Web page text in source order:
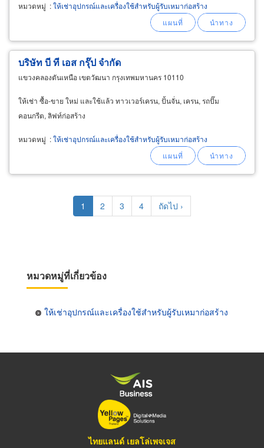
หมวดหมู่ :ให้เช่าอุปกรณ์และเครื่องใช้สำหรับผู้รับเหมาก่อสร้าง
บริษัท บี ที เอส กรุ๊ป จำกัด
แขวงคลองตันเหนือ เขตวัฒนา กรุงเทพมหานคร 10110
ให้เช่า ซื้อ-ขาย ใหม่ และใช้แล้ว ทาวเวอร์เครน, ปั้นจั่น, เครน, รถปั๊ม
คอนกรีต, ลิฟท์ก่อสร้าง
หมวดหมู่ :ให้เช่าอุปกรณ์และเครื่องใช้สำหรับผู้รับเหมาก่อสร้าง
Current
page
1 Page
2 Page
3 Page
4
Next
page
ถัดไป ›
หมวดหมู่ที่เกี่ยวข้อง
ให้เช่าอุปกรณ์และเครื่องใช้สำหรับผู้รับเหมาก่อสร้าง
ไทยแลนด์ เยลโล่เพจเจส